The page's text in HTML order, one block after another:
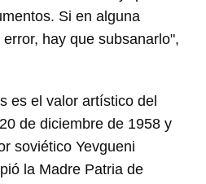
Si en alguna
hay que subsanarlo",
es el valor artístico del
de diciembre de 1958 y
soviético Yevgueni
la Madre Patria de